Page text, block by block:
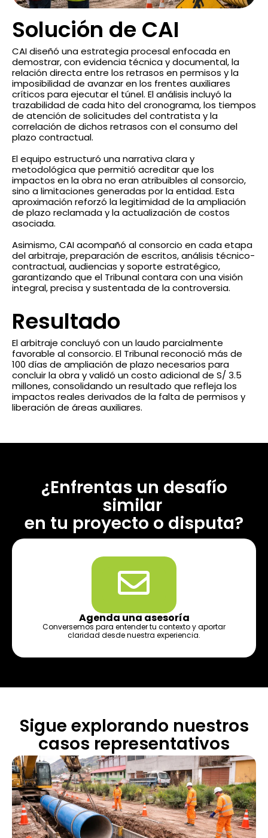
Solución de CAI
CAI diseñó una estrategia procesal enfocada en
demostrar, con evidencia técnica y documental, la
relación directa entre los retrasos en permisos y la
imposibilidad de avanzar en los frentes auxiliares
críticos para ejecutar el túnel. El análisis incluyó la
trazabilidad de cada hito del cronograma, los tiempos
de atención de solicitudes del contratista y la
correlación de dichos retrasos con el consumo del
plazo contractual.
El equipo estructuró una narrativa clara y
metodológica que permitió acreditar que los
impactos en la obra no eran atribuibles al consorcio,
sino a limitaciones generadas por la entidad. Esta
aproximación reforzó la legitimidad de la ampliación
de plazo reclamada y la actualización de costos
asociada.
Asimismo, CAI acompañó al consorcio en cada etapa
del arbitraje, preparación de escritos, análisis técnico-
contractual, audiencias y soporte estratégico,
garantizando que el Tribunal contara con una visión
integral, precisa y sustentada de la controversia.
Resultado
El arbitraje concluyó con un laudo parcialmente
favorable al consorcio. El Tribunal reconoció más de
100 días de ampliación de plazo necesarios para
concluir la obra y validó un costo adicional de S/ 3.5
millones, consolidando un resultado que refleja los
impactos reales derivados de la falta de permisos y
liberación de áreas auxiliares.
¿Enfrentas un desafío
similar
en tu proyecto o disputa?
Agenda una asesoría
Conversemos para entender tu contexto y aportar
claridad desde nuestra experiencia.
Sigue explorando nuestros
casos representativos